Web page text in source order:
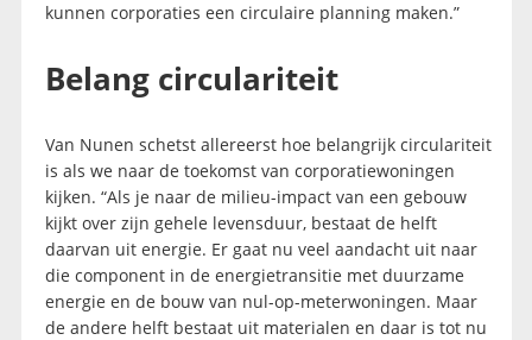
kunnen corporaties een circulaire planning maken.”
Belang circulariteit
Van Nunen schetst allereerst hoe belangrijk circulariteit
is als we naar de toekomst van corporatiewoningen
kijken. “Als je naar de milieu-impact van een gebouw
kijkt over zijn gehele levensduur, bestaat de helft
daarvan uit energie. Er gaat nu veel aandacht uit naar
die component in de energietransitie met duurzame
energie en de bouw van nul-op-meterwoningen. Maar
de andere helft bestaat uit materialen en daar is tot nu